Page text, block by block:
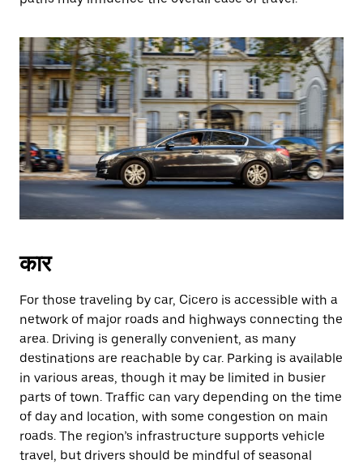
कार
For those traveling by car, Cicero is accessible with a
network of major roads and highways connecting the
area. Driving is generally convenient, as many
destinations are reachable by car. Parking is available
in various areas, though it may be limited in busier
parts of town. Traffic can vary depending on the time
of day and location, with some congestion on main
roads. The region’s infrastructure supports vehicle
travel, but drivers should be mindful of seasonal